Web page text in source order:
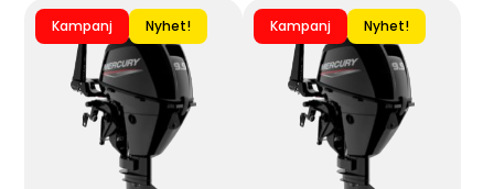
Kampanj Nyhet! Kampanj Nyhet!